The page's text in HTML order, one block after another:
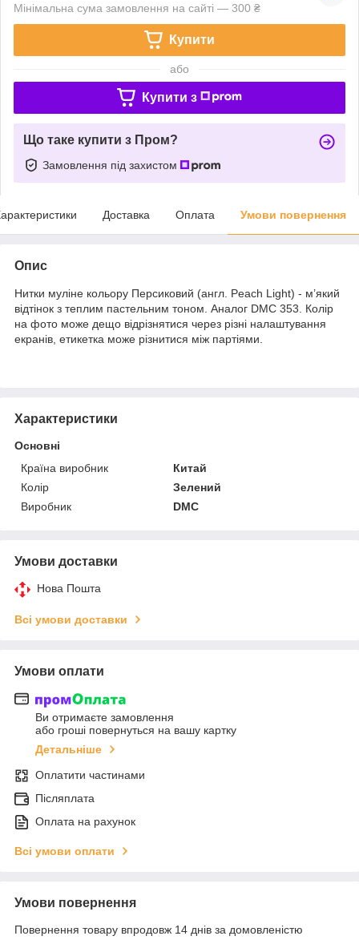
Мінімальна сума замовлення на сайті — 300 ₴
Купити
або
Купити з
Що таке купити з Пром?
Замовлення під захистом
Доставка Оплата Умови повернення
Опис
Нитки муліне кольору Персиковий (англ. Peach Light) - м’який
відтінок з теплим пастельним тоном. Аналог DMC 353. Колір
на фото може дещо відрізнятися через різні налаштування
екранів, етикетка може різнитися між партіями.
Характеристики
Основні
Країна виробник
Китай
Колір
Зелений
Виробник
DMC
Умови доставки
Нова Пошта
Всі умови доставки
Умови оплати
Ви отримаєте замовлення
або гроші повернуться на вашу картку
Детальніше
Оплатити частинами
Післяплата
Оплата на рахунок
Всі умови оплати
Умови повернення
Повернення товару впродовж 14 днів за домовленістю